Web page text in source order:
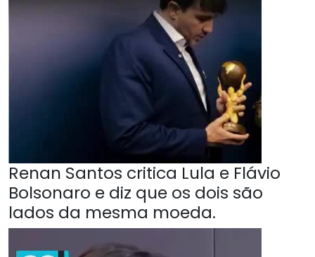
Renan Santos critica Lula e Flávio
Bolsonaro e diz que os dois são
lados da mesma moeda.